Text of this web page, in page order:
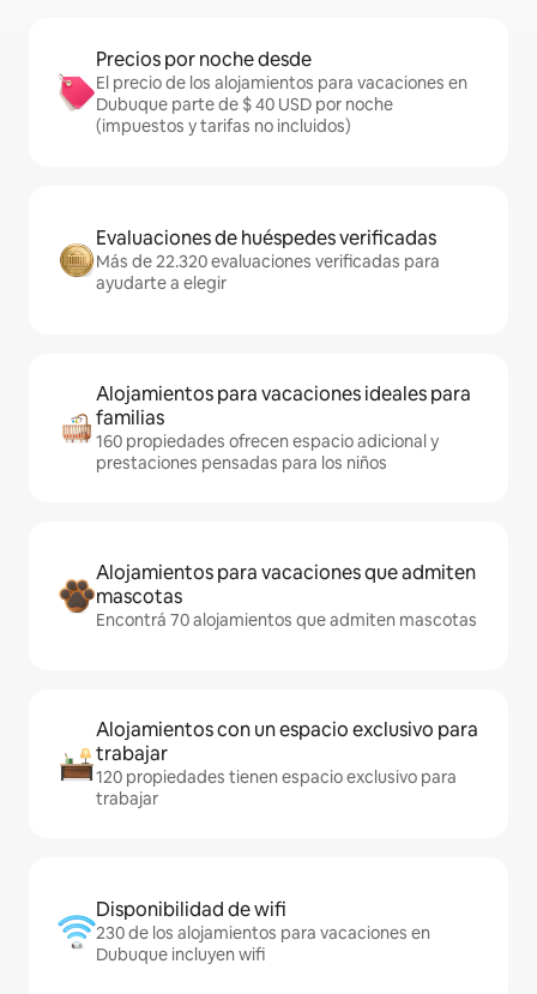
Precios por noche desde
El precio de los alojamientos para vacaciones en
Dubuque parte de $ 40 USD por noche
(impuestos y tarifas no incluidos)
Evaluaciones de huéspedes verificadas
Más de 22.320 evaluaciones verificadas para
ayudarte a elegir
Alojamientos para vacaciones ideales para
familias
160 propiedades ofrecen espacio adicional y
prestaciones pensadas para los niños
Alojamientos para vacaciones que admiten
mascotas
Encontrá 70 alojamientos que admiten mascotas
Alojamientos con un espacio exclusivo para
trabajar
120 propiedades tienen espacio exclusivo para
trabajar
Disponibilidad de wifi
230 de los alojamientos para vacaciones en
Dubuque incluyen wifi